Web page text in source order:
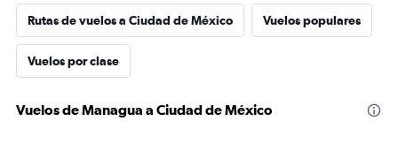
Rutas de vuelos a Ciudad de México Vuelos populares
Vuelos por clase
Vuelos de Managua a Ciudad de México